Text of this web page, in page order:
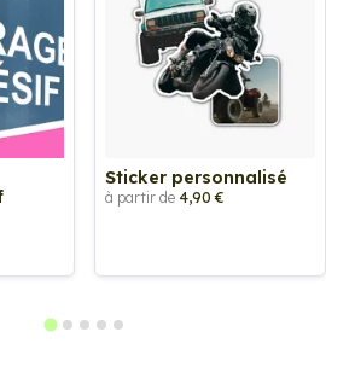
Sticker personnalisé
à partir de 4,90 €